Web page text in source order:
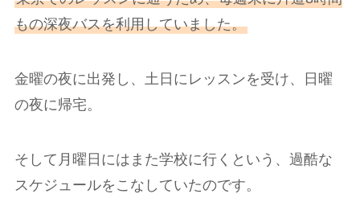
もの深夜バスを利用していました。
金曜の夜に出発し、土日にレッスンを受け、日曜
の夜に帰宅。
そして月曜日にはまた学校に行くという、過酷な
スケジュールをこなしていたのです。